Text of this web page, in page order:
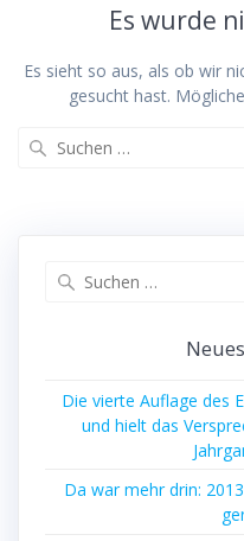
Es wurde
Es sieht so aus, als ob wir
gesucht hast.
Die vier­te Auf­la­ge des
und hielt das
Da war mehr drin: